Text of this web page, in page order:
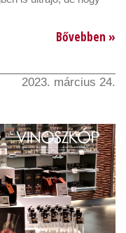
Bővebben »
2023. március 24.